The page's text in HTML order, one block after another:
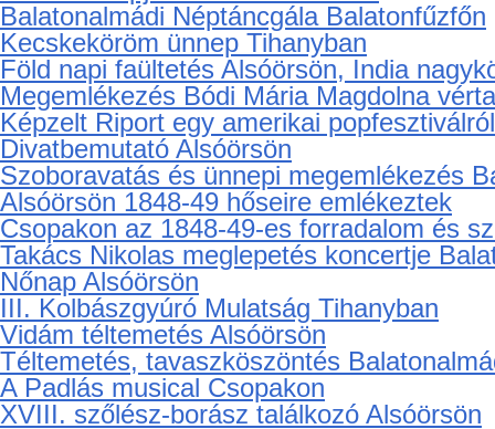
Alsóörsi Színes Csokor - Falunk Napja
Kihívás napja Alsóörsön
Megyei Nyugdíjas Majális 2018. Alsóörsön
20 éves a Eggenfelden-Balatonalmádi
Balaton Napja Balatonalmádiban
Balatonalmádi Néptáncgála Balatonfűzfőn
Kecskeköröm ünnep Tihanyban
Föld napi faültetés Alsóörsön, India
Megemlékezés Bódi Mária Magdolna
Képzelt Riport egy amerikai
Divatbemutató Alsóörsön
Szoboravatás és ünnepi megemlékezés
Alsóörsön 1848-49 hőseire emlékeztek
Csopakon az 1848-49-es forradalom és
Takács Nikolas meglepetés koncertje
Nőnap Alsóörsön